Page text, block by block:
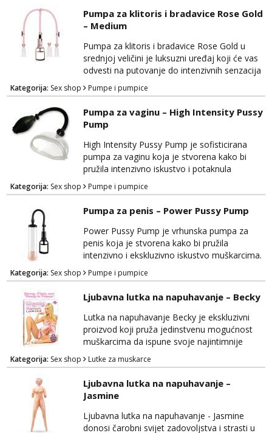
Izrađena je od visokokvalitetnih materijala
koji su sigurni za tijelo, pružajući vam
udobnost i sigurnost tijekom upotrebe. Klaran
dizajn Bathmate HydroMax 3 omogućava
vam da pratite svoj nap...
Pumpa za klitoris i bradavice Rose Gold
– Medium
Pumpa za klitoris i bradavice Rose Gold u
srednjoj veličini je luksuzni uređaj koji će vas
odvesti na putovanje do intenzivnih senzacija
i neopisivih trenutaka zadovoljstva. Ova
visokokvalitetna pumpa dizajnirana je kako bi
vam pružila nevjerojatno osnažujuće iskustvo.
Izrađena je od sigurnih i nježnih materijala
koji su prijateljski prema tijelu, osiguravajući
udobnost tijekom korištenja. Rose...
Kategorija: Sex shop Pumpe i pumpice
Pumpa za vaginu – High Intensity Pussy
Pump
High Intensity Pussy Pump je sofisticirana
pumpa za vaginu koja je stvorena kako bi
pružila intenzivno iskustvo i potaknula
senzacije kod žena. Ova visokokvalitetna
pumpa je dizajnirana s ciljem povećanja
osjetljivosti i poboljšanja intimnih trenutaka.
Izrađena je od sigurnih materijala koji su
nježni na dodir i prijateljski prema tijelu,
osiguravajući udobnost tijekom upotrebe.
High Intensity ...
Kategorija: Sex shop Pumpe i pumpice
Pumpa za penis – Power Pussy Pump
Power Pussy Pump je vrhunska pumpa za
penis koja je stvorena kako bi pružila
intenzivno i ekskluzivno iskustvo muškarcima.
Ovaj proizvod ima za cilj poboljšati vašu
izdržljivost, osnažiti vašu intimnost i pružiti
duboko zadovoljstvo. Izrađen je od
visokokvalitetnih materijala koji su sigurni za
tijelo i omogućuju udobnost tijekom
korištenja. Power Pussy Pump je pažljivo
oblikovan kako bi pružio...
Kategorija: Sex shop Pumpe i pumpice
Ljubavna lutka na napuhavanje – Becky
Lutka na napuhavanje Becky je ekskluzivni
proizvod koji pruža jedinstvenu mogućnost
muškarcima da ispune svoje najintimnije
fantazije i potrebe za zadovoljstvom. Ova
realistična lutka nudi autentično iskustvo i
mnoge značajke koje će oduševiti korisnike.
Izrađena je od visokokvalitetnih materijala
koji su sigurni za tijelo i ugodni na dodir,
pružajući udobnost tijekom upotrebe.
Ljubavna lutka n...
Kategorija: Sex shop Lutke za muskarce
Ljubavna lutka na napuhavanje –
Jasmine
Ljubavna lutka na napuhavanje - Jasmine
donosi čarobni svijet zadovoljstva i strasti u